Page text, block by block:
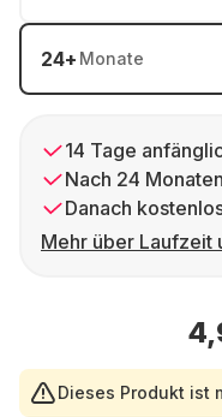
24+ Monate
14 Tage
Nach 24
Danach
Mehr über Laufzeit
Dieses Produkt ist